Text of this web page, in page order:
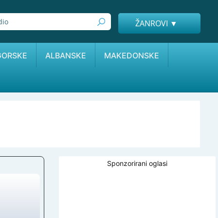
ŽANROVI ▼
ALBANSKE MAKEDONSKE
Sponzorirani oglasi